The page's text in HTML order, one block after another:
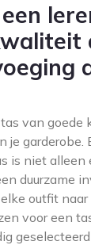
van goede
je garderobe.
is niet alleen
duurzame
outfit naar
voor een